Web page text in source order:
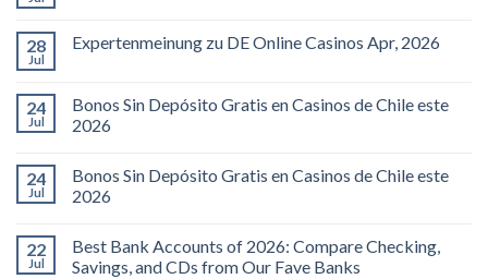
28
Jul
Expertenmeinung zu DE Online Casinos Apr, 2026
24
Jul
Bonos Sin Depósito Gratis en Casinos de Chile este
2026
24
Jul
Bonos Sin Depósito Gratis en Casinos de Chile este
2026
22
Jul
Best Bank Accounts of 2026: Compare Checking,
Savings, and CDs from Our Fave Banks